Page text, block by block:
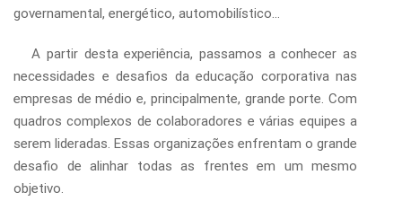
governamental, energético, automobilístico…
A partir desta experiência, passamos a conhecer as
necessidades e desafios da educação corporativa nas
empresas de médio e, principalmente, grande porte. Com
quadros complexos de colaboradores e várias equipes a
serem lideradas. Essas organizações enfrentam o grande
desafio de alinhar todas as frentes em um mesmo
objetivo.